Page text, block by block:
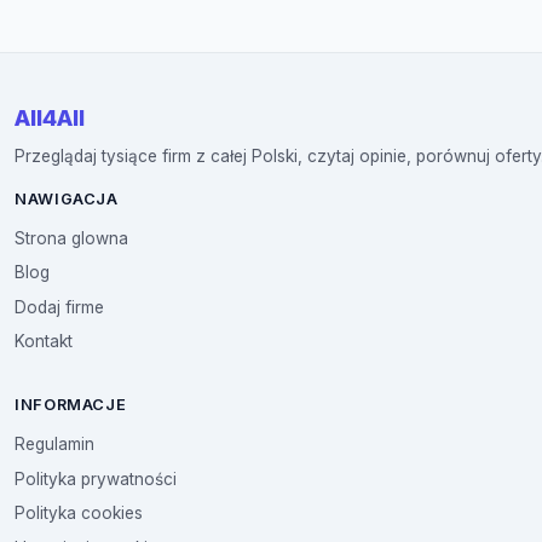
All4All
Przeglądaj tysiące firm z całej Polski, czytaj opinie, porównuj
NAWIGACJA
Strona glowna
Blog
Dodaj firme
Kontakt
INFORMACJE
Regulamin
Polityka prywatności
Polityka cookies